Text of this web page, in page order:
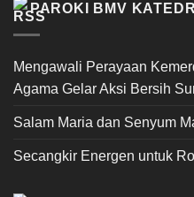
PAROKI BMV
Mengawali Perayaan
Agama Gelar Aksi Bersih
Salam Maria dan Senyum
Secangkir Energen untuk